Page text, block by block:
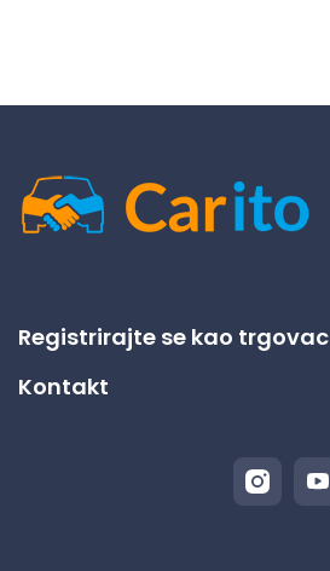
Registrirajte se kao trgovac
Kontakt